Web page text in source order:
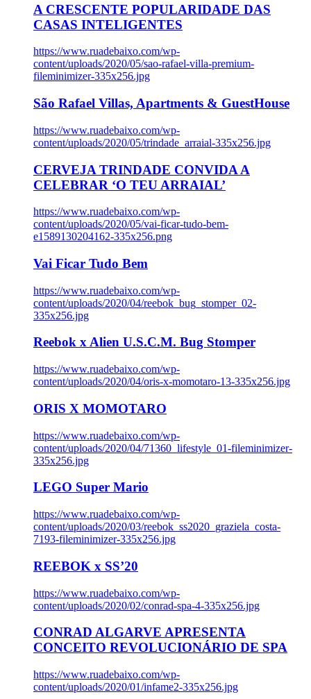
A CRESCENTE POPULARIDADE DAS
CASAS INTELIGENTES
https://www.ruadebaixo.com/wp-
content/uploads/2020/05/sao-rafael-villa-premium-
fileminimizer-335x256.jpg
São Rafael Villas, Apartments & GuestHouse
https://www.ruadebaixo.com/wp-
content/uploads/2020/05/trindade_arraial-335x256.jpg
CERVEJA TRINDADE CONVIDA A
CELEBRAR ‘O TEU ARRAIAL’
https://www.ruadebaixo.com/wp-
content/uploads/2020/05/vai-ficar-tudo-bem-
e1589130204162-335x256.png
Vai Ficar Tudo Bem
https://www.ruadebaixo.com/wp-
content/uploads/2020/04/reebok_bug_stomper_02-
335x256.jpg
Reebok x Alien U.S.C.M. Bug Stomper
https://www.ruadebaixo.com/wp-
content/uploads/2020/04/oris-x-momotaro-13-335x256.jpg
ORIS X MOMOTARO
https://www.ruadebaixo.com/wp-
content/uploads/2020/04/71360_lifestyle_01-fileminimizer-
335x256.jpg
LEGO Super Mario
https://www.ruadebaixo.com/wp-
content/uploads/2020/03/reebok_ss2020_graziela_costa-
7193-fileminimizer-335x256.jpg
REEBOK x SS’20
https://www.ruadebaixo.com/wp-
content/uploads/2020/02/conrad-spa-4-335x256.jpg
CONRAD ALGARVE APRESENTA
CONCEITO REVOLUCIONÁRIO DE SPA
https://www.ruadebaixo.com/wp-
content/uploads/2020/01/infame2-335x256.jpg